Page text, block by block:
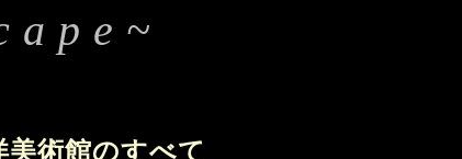
美術館のすべて